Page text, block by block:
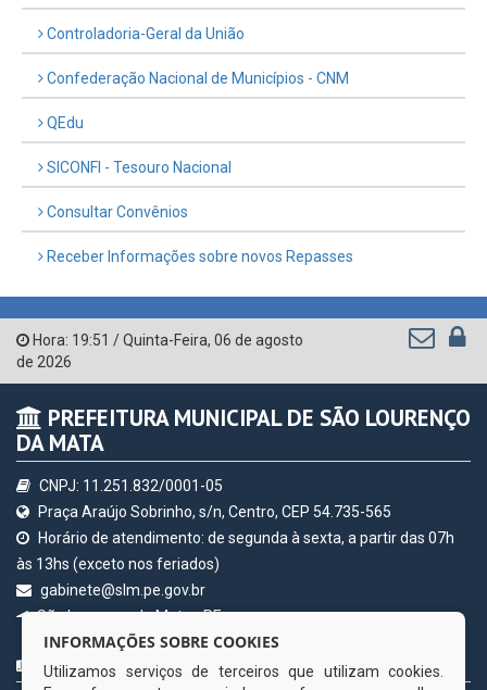
Controladoria-Geral da União
Confederação Nacional de Municípios - CNM
QEdu
SICONFI - Tesouro Nacional
Consultar Convênios
Receber Informações sobre novos Repasses
Hora: 19:51 /Quinta-Feira, 06 de agosto
de 2026
PREFEITURA MUNICIPAL DE SÃO LOURENÇO
DA MATA
CNPJ: 11.251.832/0001-05
Praça Araújo Sobrinho, s/n, Centro, CEP 54.735-565
Horário de atendimento: de segunda à sexta, a partir das 07h
às 13hs (exceto nos feriados)
gabinete@slm.pe.gov.br
São Lourenço da Mata - PE
CURTA NOSSA FAN PAGE
INFORMAÇÕES SOBRE COOKIES
Utilizamos serviços de terceiros que utilizam cookies.